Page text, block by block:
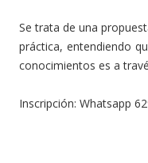
Se trata de una
práctica, entendiendo
conocimientos es a
Inscripción: Whatsapp